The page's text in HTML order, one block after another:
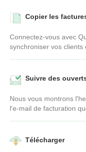
Copier les
Connectez-vous avec
synchroniser vos clients
Suivre des
Nous vous montrons
l'e-mail de facturation
Télécharger